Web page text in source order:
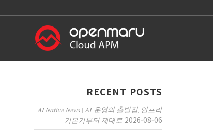
RECENT POSTS
AI Native News | AI 운영의 출발점, 인프라
기본기부터 제대로 2026-08-06